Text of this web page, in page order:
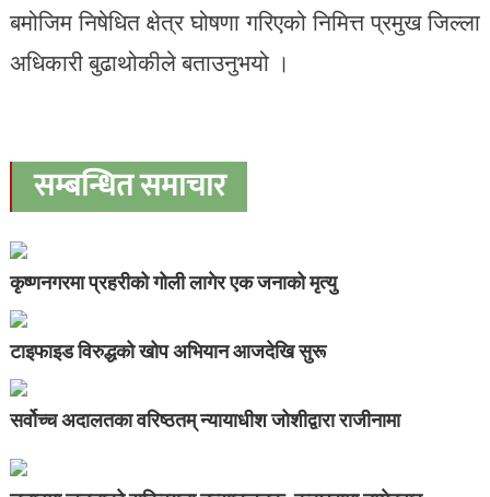
बमोजिम निषेधित क्षेत्र घोषणा गरिएको निमित्त प्रमुख जिल्ला
अधिकारी बुढाथोकीले बताउनुभयो ।
सम्बन्धित समाचार
कृष्णनगरमा प्रहरीको गोली लागेर एक जनाको मृत्यु
टाइफाइड विरुद्धको खोप अभियान आजदेखि सुरू
सर्वोच्च अदालतका वरिष्ठतम् न्यायाधीश जोशीद्वारा राजीनामा